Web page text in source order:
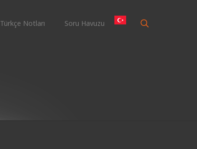
Türkçe Notları Soru Havuzu